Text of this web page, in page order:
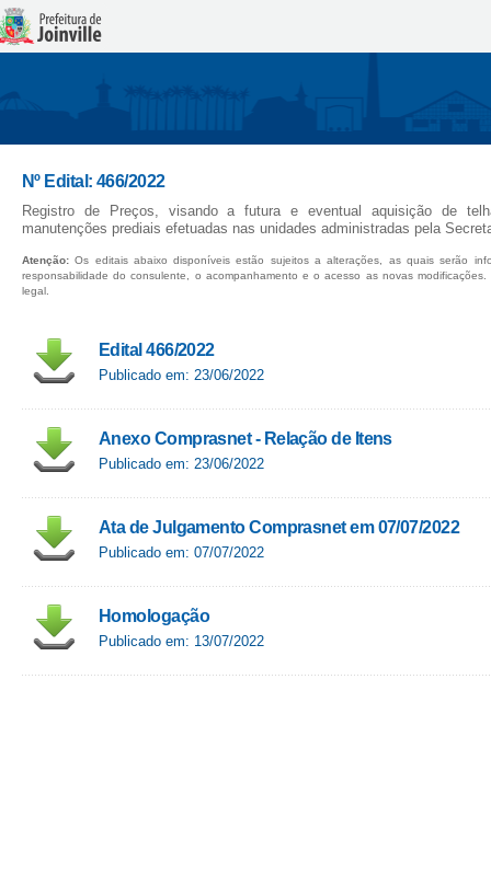
Nº Edital: 466/2022
Registro de Preços, visando a futura e eventual aquisição de
manutenções prediais efetuadas nas unidades administradas pela
Atenção: Os editais abaixo disponíveis estão sujeitos a alterações, as quais serão
responsabilidade do consulente, o acompanhamento e o acesso as novas
legal.
Edital 466/2022
Publicado em: 23/06/2022
Anexo Comprasnet - Relação de Itens
Publicado em: 23/06/2022
Ata de Julgamento Comprasnet em 07/07/2022
Publicado em: 07/07/2022
Homologação
Publicado em: 13/07/2022